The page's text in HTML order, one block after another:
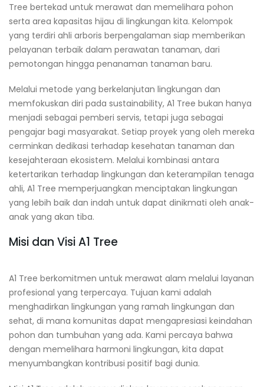
Tree bertekad untuk merawat dan memelihara pohon
serta area kapasitas hijau di lingkungan kita. Kelompok
yang terdiri ahli arboris berpengalaman siap memberikan
pelayanan terbaik dalam perawatan tanaman, dari
pemotongan hingga penanaman tanaman baru.
Melalui metode yang berkelanjutan lingkungan dan
memfokuskan diri pada sustainability, A1 Tree bukan hanya
menjadi sebagai pemberi servis, tetapi juga sebagai
pengajar bagi masyarakat. Setiap proyek yang oleh mereka
cerminkan dedikasi terhadap kesehatan tanaman dan
kesejahteraan ekosistem. Melalui kombinasi antara
ketertarikan terhadap lingkungan dan keterampilan tenaga
ahli, A1 Tree memperjuangkan menciptakan lingkungan
yang lebih baik dan indah untuk dapat dinikmati oleh anak-
anak yang akan tiba.
Misi dan Visi A1 Tree
A1 Tree berkomitmen untuk merawat alam melalui layanan
profesional yang terpercaya. Tujuan kami adalah
menghadirkan lingkungan yang ramah lingkungan dan
sehat, di mana komunitas dapat mengapresiasi keindahan
pohon dan tumbuhan yang ada. Kami percaya bahwa
dengan memelihara harmoni lingkungan, kita dapat
menyumbangkan kontribusi positif bagi dunia.